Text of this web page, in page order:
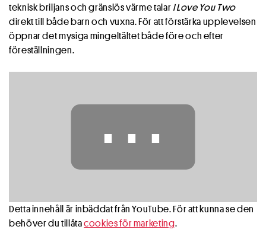
teknisk briljans och gränslös värme talarI Love You Two
direkt till både barn och vuxna. För att förstärka upplevelsen
öppnar det mysiga mingeltältet både före och efter
föreställningen.
⋯
Detta innehåll är inbäddat från YouTube. För att kunna se den
behöver du tillåtacookies för marketing.